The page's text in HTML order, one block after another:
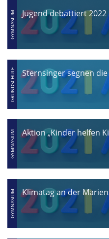
Jugend debattiert 2022
Sternsinger segnen
Aktion „Kinder helfen
Klimatag an der